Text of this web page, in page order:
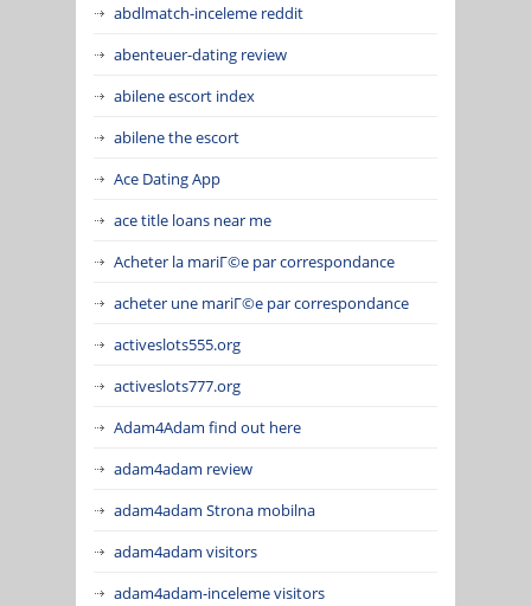
abdlmatch-inceleme reddit
abenteuer-dating review
abilene escort index
abilene the escort
Ace Dating App
ace title loans near me
Acheter la mariГ©e par correspondance
acheter une mariГ©e par correspondance
activeslots555.org
activeslots777.org
Adam4Adam find out here
adam4adam review
adam4adam Strona mobilna
adam4adam visitors
adam4adam-inceleme visitors